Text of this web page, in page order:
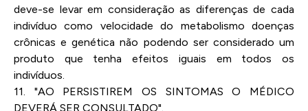
deve-se levar em consideração as diferenças de cada
indivíduo como velocidade do metabolismo doenças
crônicas e genética não podendo ser considerado um
produto que tenha efeitos iguais em todos os
indivíduos.
11. "AO PERSISTIREM OS SINTOMAS O MÉDICO
DEVERÁ SER CONSULTADO".